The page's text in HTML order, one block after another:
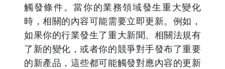
觸發條件。當你的業務領域發生重大變化
時，相關的內容可能需要立即更新。例如，
如果你的行業發生了重大新聞、相關法規有
了新的變化，或者你的競爭對手發布了重要
的新產品，這些都可能觸發對應內容的更新